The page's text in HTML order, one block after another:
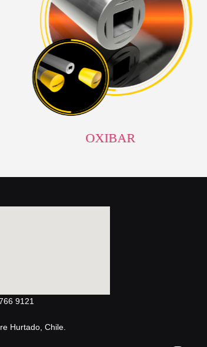
OXIBAR
9121
Hurtado, Chile.